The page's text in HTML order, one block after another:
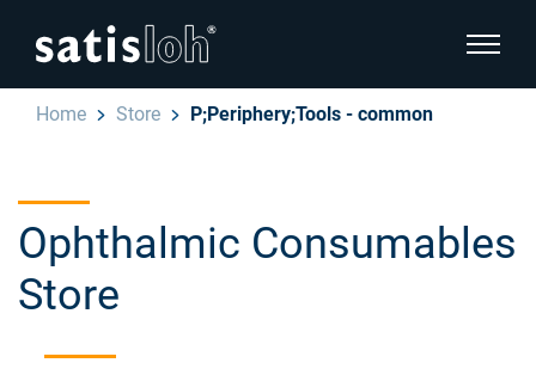
show
Español
Oftálmica
Óptica de Precisión
hide page navigation
English
Home Store P;Periphery;Tools - common
Ophthalmic Consumables
Store